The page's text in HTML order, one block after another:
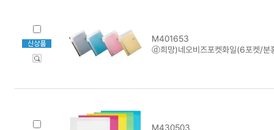
M401653
ⓓ희망)네오비즈포켓화일(6포켓/분
M430503